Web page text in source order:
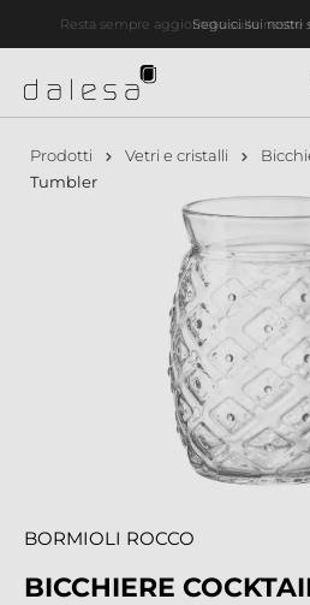
principale Seguici sui nostri
Resta sempre aggiornato sulle nostre
Prodotti Vetri e cristalli
Tumbler
BORMIOLI ROCCO
BICCHIERE